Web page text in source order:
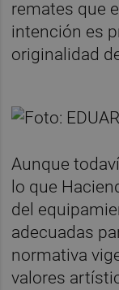
remates que
intención es
originalidad
Aunque
lo que
del
adecuadas
normativa
valores